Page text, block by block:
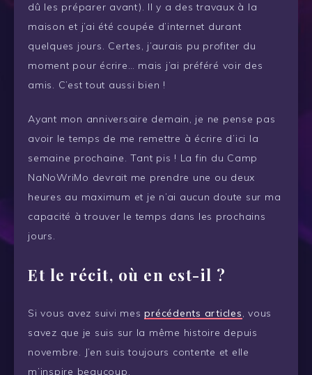
dû les préparer avant). Il y a des travaux à la
maison et j’ai été coupée d’internet durant
quelques jours. Certes, j’aurais pu profiter du
moment pour écrire… mais j’ai préféré voir des
amis. C’est tout aussi bien !
Ayant mon anniversaire demain, je ne pense pas
avoir le temps de me remettre à écrire d’ici la
semaine prochaine. Tant pis ! La fin du Camp
NaNoWriMo devrait me prendre une ou deux
heures au maximum et je n’ai aucun doute sur ma
capacité à trouver le temps dans les prochains
jours.
Et le récit, où en est-il ?
Si vous avez suivi mesprécédents articles, vous
savez que je suis sur la même histoire depuis
novembre. J’en suis toujours contente et elle
m’inspire beaucoup.